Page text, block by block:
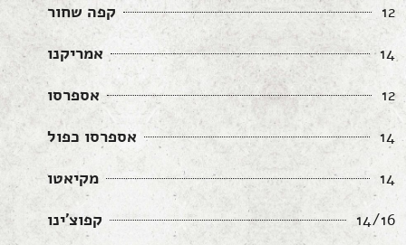
קפה שחור
12
אמריקנו
14
אספרסו
12
אספרסו כפול
14
מקיאטו
14
קפוצ'ינו
14/16